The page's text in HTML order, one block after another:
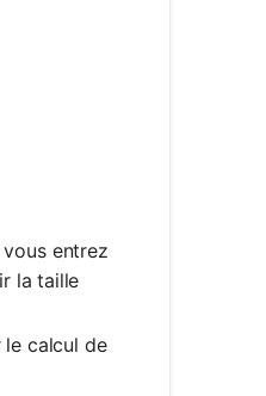
entrez
la taille
le calcul de